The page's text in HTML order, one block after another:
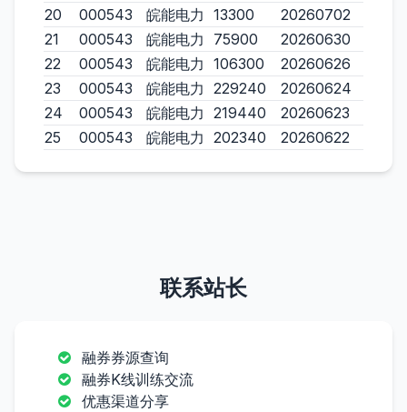
20
000543 皖能电力 13300
20260702
21
000543 皖能电力 75900
20260630
22
000543 皖能电力 106300
20260626
23
000543 皖能电力 229240
20260624
24
000543 皖能电力 219440
20260623
25
000543 皖能电力 202340 20260622
联系站长
融券券源查询
融券K线训练交流
优惠渠道分享